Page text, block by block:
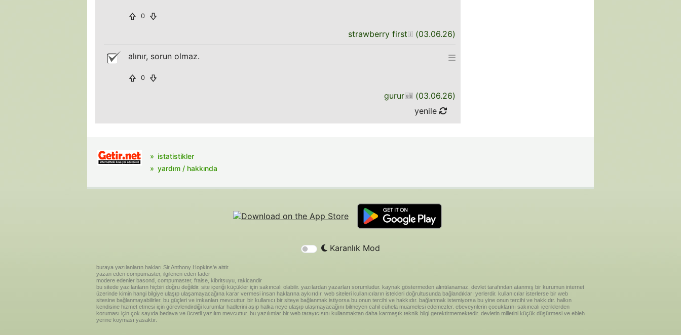
0
strawberry first (03.06.26)
alınır, sorun olmaz.
0
gurur (03.06.26)
yenile
istatistikler
yardım / hakkında
Karanlık Mod
buraya yazılanların hakları Sir Anthony Hopkins'e aittir.
yazan eden compumaster, ilgilenen eden fader
modere edenler basond, compumaster, fraise, kibritsuyu, rakicandir
bu sitede yazılanların hiçbiri doğru değildir. site içeriği küçükler için sakıncalı olabilir. yazılardan yazarları sorumludur. kaynak göstermeden alıntılanamaz. devlet tarafından atanmış bir kurumun internet
üzerinde kimin hangi bilgiye ulaşıp ulaşamayacağına karar vermesi insan haklarına aykırıdır. web siteleri kullanıcıların istekleri doğrultusunda bağlandıkları yerlerdir. kullanıcılar isterlerse bir web
sitesine bağlanmayabilirler. bu güçleri ve imkanları mevcuttur. bir kullanıcı bir siteye bağlanmak istiyorsa bu onun tercihi ve hakkıdır. bağlanmak istemiyorsa bu yine onun tercihi ve hakkıdır. halkın
kendisine hizmet etmesi için görevlendirdiği kurumlar hadlerini aşıp halka neye ulaşıp ulaşmayacağını bilmeyen cahil cühela muamelesi edemezler. ebeveynlerin çocuklarını sakıncalı içeriklerden
koruması için çok sayıda bedava ve ücretli yazılım mevcuttur. bu yazılımlar bir web tarayıcısını kullanmaktan daha karmaşık teknik bilgi gerektirmemektedir. devletin milletini küçük düşürmesi ve ebleh
yerine koyması yasaktır.